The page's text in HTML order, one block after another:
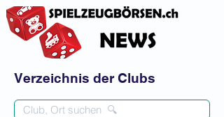
Verzeichnis der Clubs